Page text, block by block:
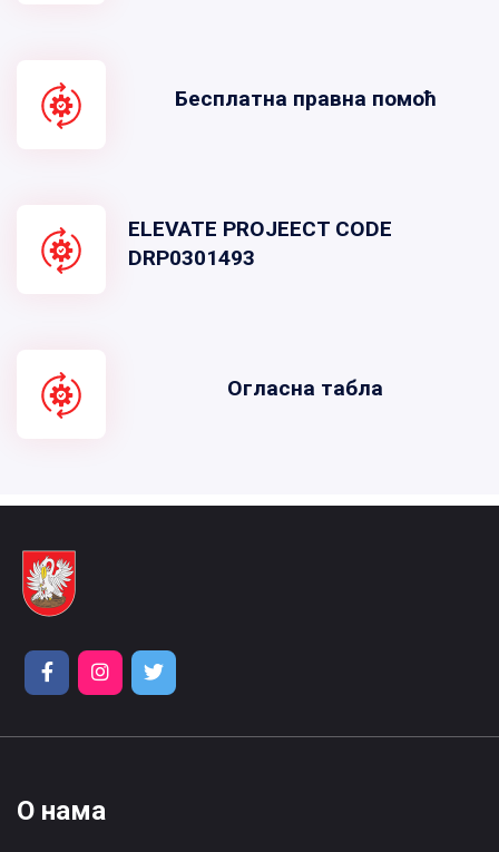
Бесплатна правна помоћ
ELEVATE PROJEECT CODE
DRP0301493
Огласна табла
О нама